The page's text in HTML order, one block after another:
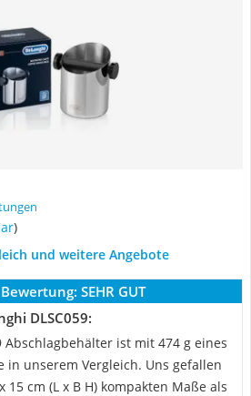
)
und weitere Angebote
SEHR GUT
DLSC059:
Abschlagbehälter ist mit 474 g eines
in unserem Vergleich. Uns gefallen
15 cm (L x B H) kompakten Maße als